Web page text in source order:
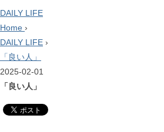
DAILY LIFE
Home ›
DAILY LIFE ›
「良い人」
2025-02-01
「良い人」